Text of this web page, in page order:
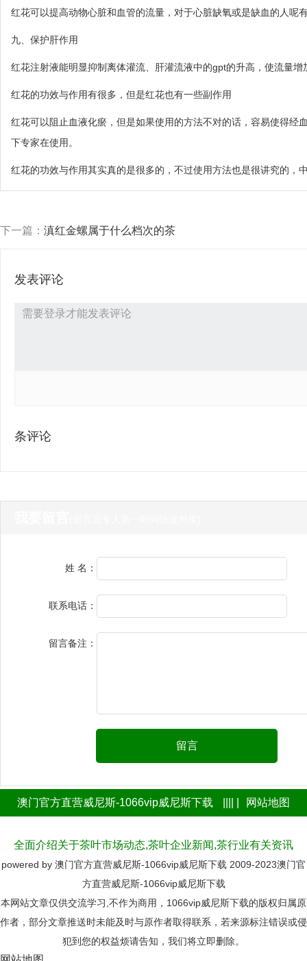
红花可以提高动物心脏和血管的流量，对于心脏缺氧或是缺血的人呢
九、保护肝作用
红花注射液能明显抑制离体灌流、肝灌流液中的gpt的升高，使流量
红花的功效与作用有很多，但是红花也有一些副作用
红花可以阻止血液化瘀，但是如果使用的方法不对的话，容易使得
下专家在使用。
红花的功效与作用其实真的是很多的，不过使用方法也是很讲究的，
下一篇： 滇红金螺属于什么档次的茶
发表评论
条评论
姓 名：
联系电话：
留言备注：
留言
澳门官方直营威尼斯-1066vip威尼斯下载 网站地图
全面介绍关于茶叶市场动态,茶叶企业新闻,茶行业有关资讯
powered by 澳门官方直营威尼斯-1066vip威尼斯下载 2009-2023澳门官
方直营威尼斯-1066vip威尼斯下载
本网站文章仅供交流学习,不作为商用，1066vip威尼斯下载的版权归属原
作者，部分文章推送时未能及时与原作者取得联系，若来源标注错误或侵
犯到您的权益烦请告知，我们将立即删除。